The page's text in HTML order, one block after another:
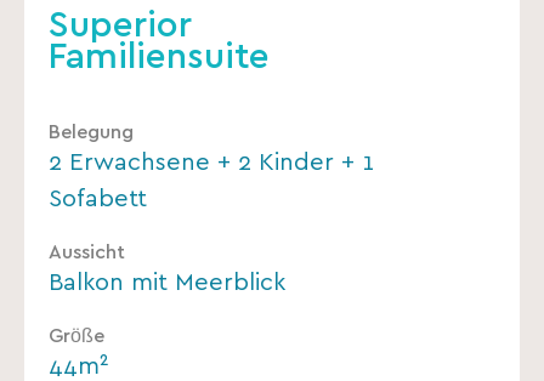
Superior
Familiensuite
Belegung
2 Erwachsene + 2 Kinder + 1
Sofabett
Aussicht
Balkon mit Meerblick
Größe
44m²